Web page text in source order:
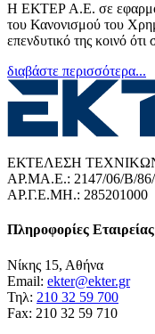
Η ΕΚΤΕΡ Α.Ε. σε
του Κανονισμού του
επενδυτικό της κοινό ότι
διαβάστε περισσότερα...
ΕΚΤΕΛΕΣΗ
ΑΡ.ΜΑ.Ε.: 2147/06/B/
ΑΡ.Γ.Ε.ΜΗ.: 285201000
Πληροφορίες Εταιρείας
Νίκης 15, Αθήνα
Email: ekter@ekter.gr
Τηλ: 210 32 59 700
Fax: 210 32 59 710